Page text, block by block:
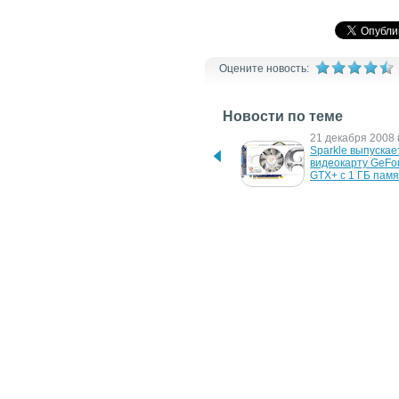
Оцените новость:
Новости по теме
Видеокарты GeForce RTX
5060 против Radeon RX
21 декабря 2008
Sparkle
видеокарту
GTX+ с 1 ГБ